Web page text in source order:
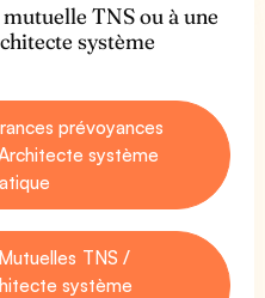
TNS ou à une
système
prévoyances
système
TNS /
système